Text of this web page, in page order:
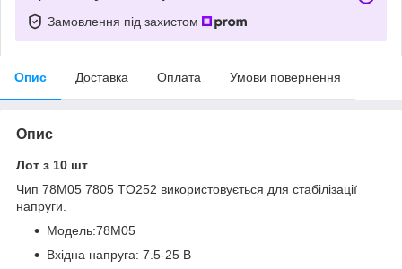
Замовлення під захистом
Опис Доставка Оплата Умови повернення
Опис
Лот з 10 шт
Чип 78M05 7805 TO252 використовується для стабілізації
напруги.
Модель:78M05
Вхідна напруга: 7.5-25 В